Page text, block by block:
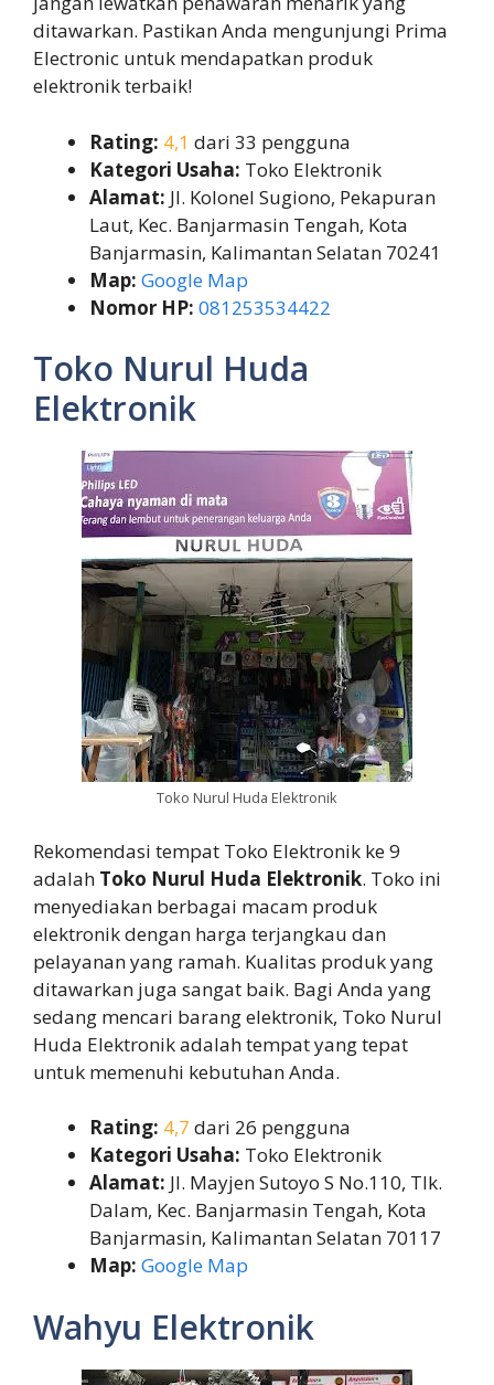
ditawarkan. Pastikan Anda mengunjungi Prima
Electronic untuk mendapatkan produk
elektronik terbaik!
Rating: 4,1 dari 33 pengguna
Kategori Usaha: Toko Elektronik
Alamat: Jl. Kolonel Sugiono, Pekapuran
Laut, Kec. Banjarmasin Tengah, Kota
Banjarmasin, Kalimantan Selatan 70241
Map: Google Map
Nomor HP: 081253534422
Toko Nurul Huda
Elektronik
Toko Nurul Huda Elektronik
Rekomendasi tempat Toko Elektronik ke 9
adalah Toko Nurul Huda Elektronik. Toko ini
menyediakan berbagai macam produk
elektronik dengan harga terjangkau dan
pelayanan yang ramah. Kualitas produk yang
ditawarkan juga sangat baik. Bagi Anda yang
sedang mencari barang elektronik, Toko Nurul
Huda Elektronik adalah tempat yang tepat
untuk memenuhi kebutuhan Anda.
Rating: 4,7 dari 26 pengguna
Kategori Usaha: Toko Elektronik
Alamat: Jl. Mayjen Sutoyo S No.110, Tlk.
Dalam, Kec. Banjarmasin Tengah, Kota
Banjarmasin, Kalimantan Selatan 70117
Map: Google Map
Wahyu Elektronik